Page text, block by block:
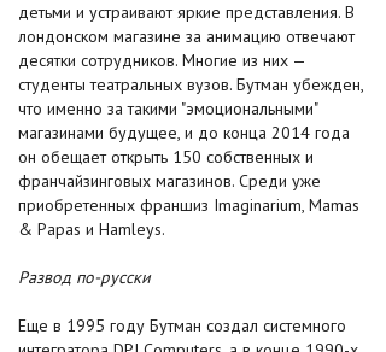
детьми и устраивают яркие представления. В
лондонском магазине за анимацию отвечают
десятки сотрудников. Многие из них —
студенты театральных вузов. Бутман убежден,
что именно за такими "эмоциональными"
магазинами будущее, и до конца 2014 года
он обещает открыть 150 собственных и
франчайзинговых магазинов. Среди уже
приобретенных франшиз Imaginarium, Mamas
& Papas и Hamleys.
Развод по-русски
Еще в 1995 году Бутман создал системного